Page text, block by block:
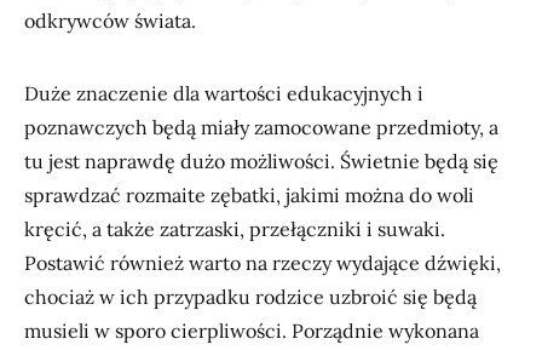
odkrywców świata.
Duże znaczenie dla wartości edukacyjnych i
poznawczych będą miały zamocowane przedmioty, a
tu jest naprawdę dużo możliwości. Świetnie będą się
sprawdzać rozmaite zębatki, jakimi można do woli
kręcić, a także zatrzaski, przełączniki i suwaki.
Postawić również warto na rzeczy wydające dźwięki,
chociaż w ich przypadku rodzice uzbroić się będą
musieli w sporo cierpliwości. Porządnie wykonana